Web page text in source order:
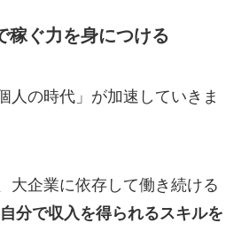
稼ぐ力を身につける
人の時代」が加速していきま
大企業に依存して働き続ける
自分で収入を得られるスキルを